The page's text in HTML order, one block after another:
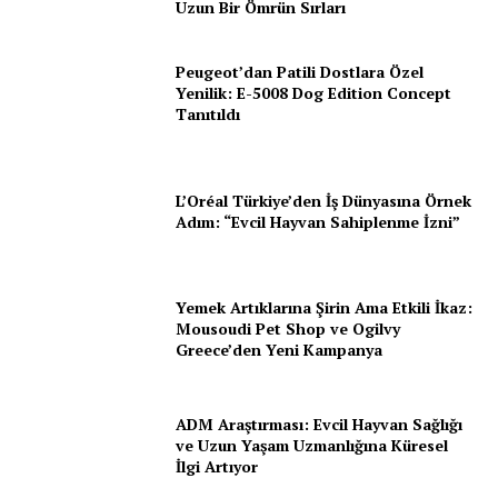
Uzun Bir Ömrün Sırları
Peugeot’dan Patili Dostlara Özel
Yenilik: E-5008 Dog Edition Concept
Tanıtıldı
L’Oréal Türkiye’den İş Dünyasına Örnek
Adım: “Evcil Hayvan Sahiplenme İzni”
Yemek Artıklarına Şirin Ama Etkili İkaz:
Mousoudi Pet Shop ve Ogilvy
Greece’den Yeni Kampanya
ADM Araştırması: Evcil Hayvan Sağlığı
ve Uzun Yaşam Uzmanlığına Küresel
İlgi Artıyor